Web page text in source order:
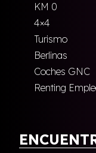
KM 0
4×4
Turismo
Berlinas
Coches GNC
Renting